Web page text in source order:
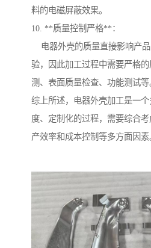
料的电磁屏蔽效果。
10. **质量控制严格**：
电器外壳的质量直接影响产
验，因此加工过程中需要严格
测、表面质量检查、功能测试等
综上所述，电器外壳加工是一
度、定制化的过程，需要综合
产效率和成本控制等多方面因素